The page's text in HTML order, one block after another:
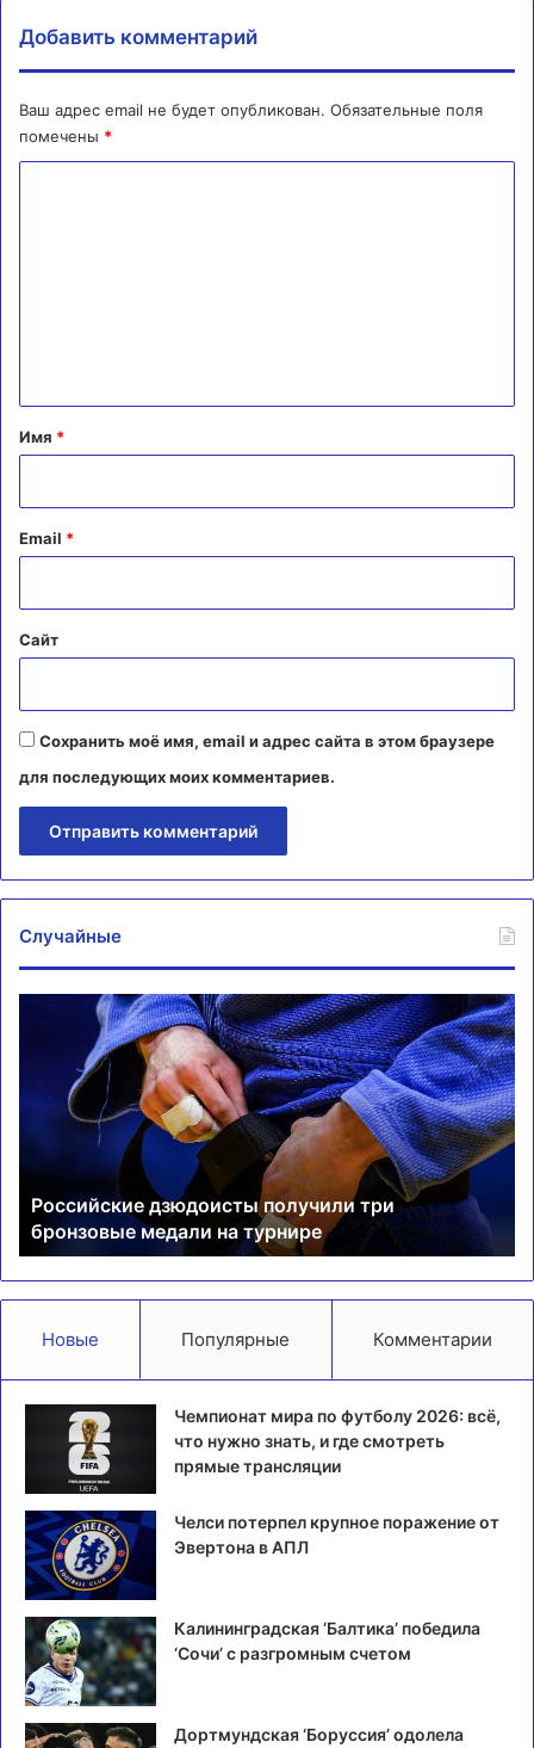
Добавить комментарий
Ваш адрес email не будет опубликован. Обязательные поля
помечены *
а
и
й
Имя *
Email *
Сайт
Сохранить моё имя, email и адрес сайта в этом браузере
для последующих моих комментариев.
Случайные
Российские
дзюдоисты
получили
бронзовые
медали
турнире
Российские дзюдоисты получили три
бронзовые медали на турнире
о
на
Новые Популярные Комментарии
Чемпионат мира по футболу 2026: всё,
что нужно знать, и где смотреть
прямые трансляции
Челси потерпел крупное поражение от
Эвертона в АПЛ
Калининградская ‘Балтика’ победила
‘Сочи’ с разгромным счетом
Дортмундская ‘Боруссия’ одолела